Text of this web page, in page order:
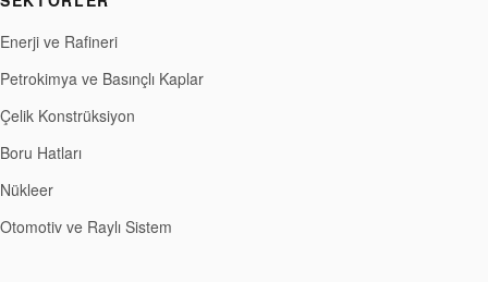
Enerji ve Rafineri
Petrokimya ve Basınçlı Kaplar
Çelik Konstrüksiyon
Boru Hatları
Nükleer
Otomotiv ve Raylı Sistem